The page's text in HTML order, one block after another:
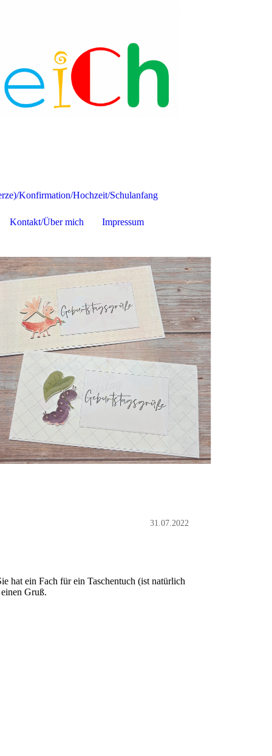
Konfirmation/Hochzeit/Schulanfang
Kontakt/Über mich Impressum
31.07.2022
hat ein Fach für ein Taschentuch (ist natürlich
Gruß.